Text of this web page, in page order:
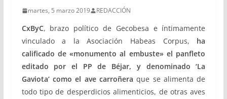
martes, 5 marzo 2019 REDACCIÓN
CxByC, brazo político de Gecobesa e íntimamente
vinculado a la Asociación Habeas Corpus, ha
calificado de «monumento al embuste» el panfleto
editado por el PP de Béjar, y denominado ‘La
Gaviota’ como el ave carroñera que se alimenta de
todo tipo de desperdicios alimenticios, de otras aves